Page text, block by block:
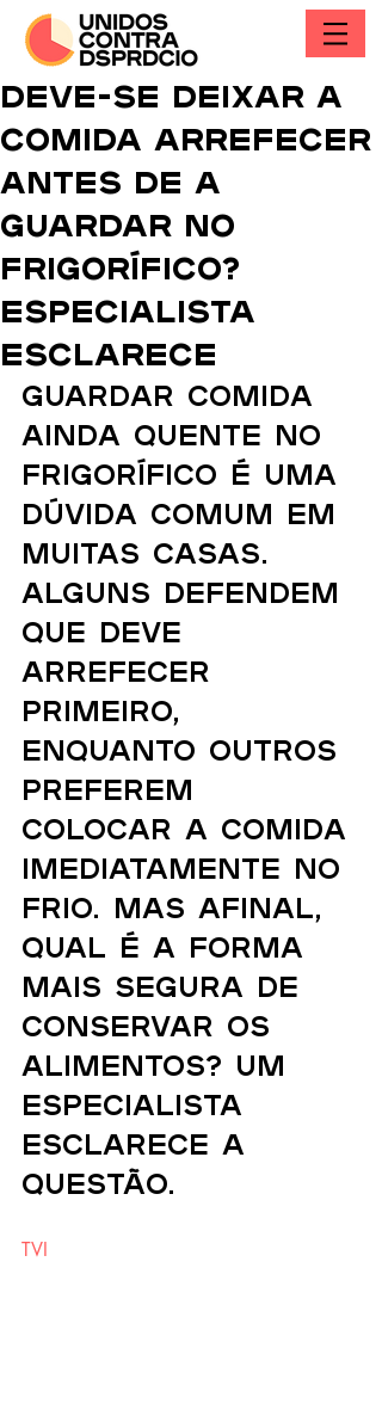
Deve-se deixar a
comida arrefecer
antes de a
guardar no
frigorífico?
Especialista
esclarece
Guardar comida
ainda quente no
frigorífico é uma
dúvida comum em
muitas casas.
Alguns defendem
que deve
arrefecer
primeiro,
enquanto outros
preferem
colocar a comida
imediatamente no
frio. Mas afinal,
qual é a forma
mais segura de
conservar os
alimentos? Um
especialista
esclarece a
questão.
TVI